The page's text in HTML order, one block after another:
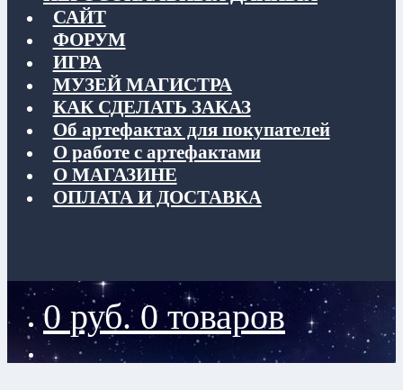
САЙТ
ФОРУМ
ИГРА
МУЗЕЙ МАГИСТРА
КАК СДЕЛАТЬ ЗАКАЗ
Об артефактах для покупателей
О работе с артефактами
О МАГАЗИНЕ
ОПЛАТА И ДОСТАВКА
0 руб. 0 товаров